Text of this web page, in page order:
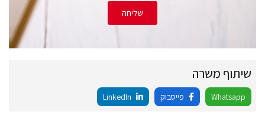
שליחה
שיתוף משרה
Whatsapp פייסבוק